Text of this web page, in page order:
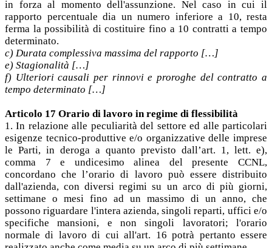
in forza al momento dell'assunzione. Nel caso in cui il
rapporto percentuale dia un numero inferiore a 10, resta
ferma la possibilità di costituire fino a 10 contratti a tempo
determinato.
c) Durata complessiva massima del rapporto […]
e) Stagionalità […]
f) Ulteriori causali per rinnovi e proroghe del contratto a
tempo determinato […]
Articolo 17 Orario di lavoro in regime di flessibilità
1. In relazione alle peculiarità del settore ed alle particolari
esigenze tecnico-produttive e/o organizzative delle imprese
le Parti, in deroga a quanto previsto dall’art. 1, lett. e),
comma 7 e undicesimo alinea del presente CCNL,
concordano che l’orario di lavoro può essere distribuito
dall'azienda, con diversi regimi su un arco di più giorni,
settimane o mesi fino ad un massimo di un anno, che
possono riguardare l'intera azienda, singoli reparti, uffici e/o
specifiche mansioni, e non singoli lavoratori; l'orario
normale di lavoro di cui all'art. 16 potrà pertanto essere